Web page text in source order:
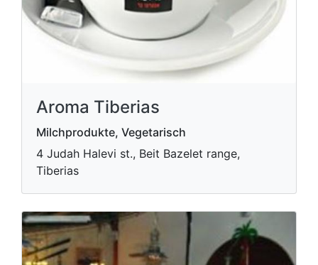
Aroma Tiberias
Milchprodukte, Vegetarisch
4 Judah Halevi st., Beit Bazelet range,
Tiberias